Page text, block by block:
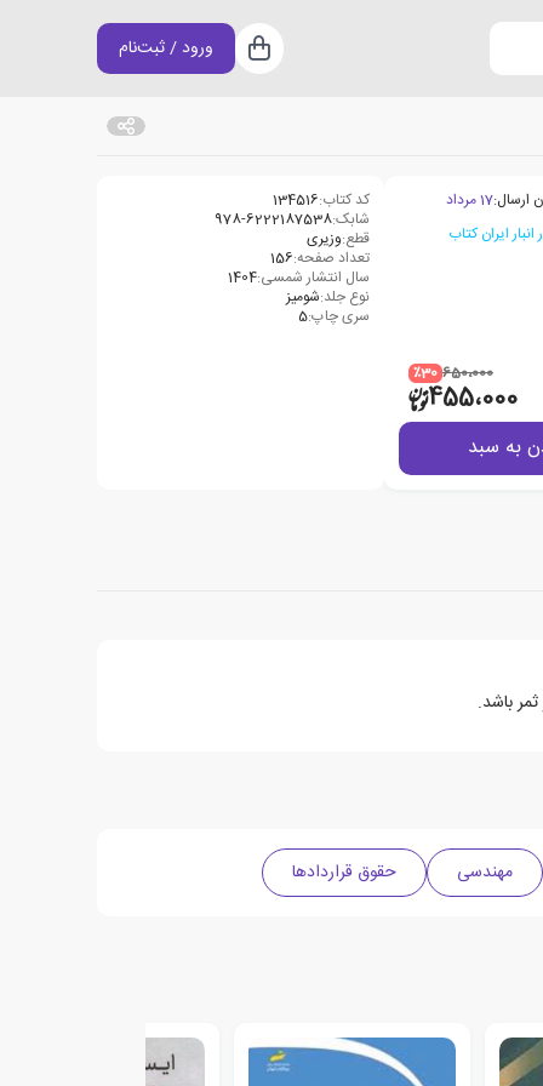
سبد خرید
ورود / ثبت‌نام
ارسال:17 مرداد
650،000 ٪30
455،000
به سبد
کد کتاب:134516
شابک:978-6222187538
قطع:وزیری
تعداد صفحه:156
سال انتشار شمسی:1404
نوع جلد:شومیز
سری چاپ:5
باشد.
مهندسی حقوق قراردادها